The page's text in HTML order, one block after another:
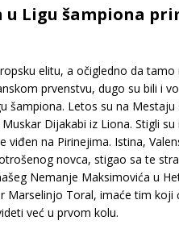
u Ligu šampiona
elitu, a očigledno da
prvenstvu, dugo su bili i
šampiona. Letos su na
Dijakabi iz Liona. Stigli
viđen na Pirinejima. Istina,
novca, stigao sa te
Nemanje Maksimovića u
Marselinjo Toral, imaće tim koji
već u prvom kolu.